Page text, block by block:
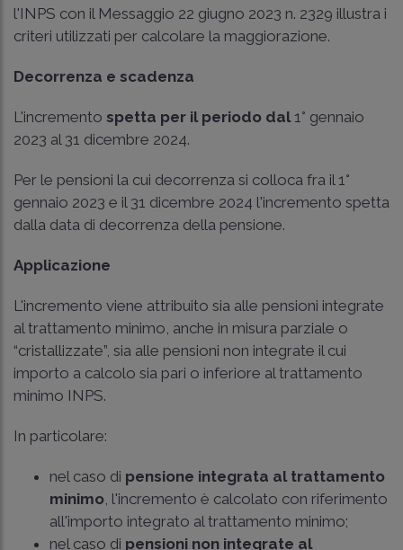
l'INPS con il Messaggio 22 giugno 2023 n. 2329 illustra i
criteri utilizzati per calcolare la maggiorazione.
Decorrenza e scadenza
L'incremento spetta per il periodo dal1° gennaio
2023 al 31 dicembre 2024.
Per le pensioni la cui decorrenza si colloca fra il 1°
gennaio 2023 e il 31 dicembre 2024 l'incremento spetta
dalla data di decorrenza della pensione.
Applicazione
L'incremento viene attribuito sia alle pensioni integrate
al trattamento minimo, anche in misura parziale o
“cristallizzate”, sia alle pensioni non integrate il cui
importo a calcolo sia pari o inferiore al trattamento
minimo INPS.
In particolare:
nel caso di pensione integrata al trattamento
minimo , l'incremento è calcolato con riferimento
all'importo integrato al trattamento minimo;
nel caso di pensioni non integrate al